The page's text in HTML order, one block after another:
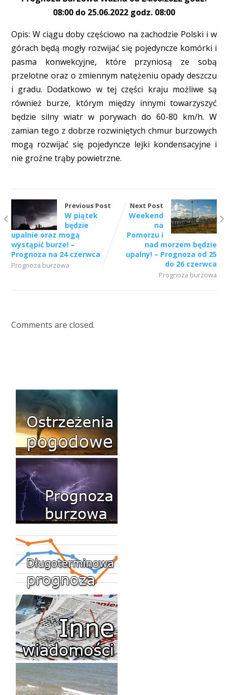
08:00 do 25.06.2022 godz. 08:00
Opis: W ciągu doby częściowo na zachodzie Polski i w
górach będą mogły rozwijać się pojedyncze komórki i
pasma konwekcyjne, które przyniosą ze sobą
przelotne oraz o zmiennym natężeniu opady deszczu
i gradu. Dodatkowo w tej części kraju możliwe są
również burze, którym między innymi towarzyszyć
będzie silny wiatr w porywach do 60-80 km/h. W
zamian tego z dobrze rozwiniętych chmur burzowych
mogą rozwijać się pojedyncze lejki kondensacyjne i
nie groźne trąby powietrzne.
Previous Post
W piątek
będzie
upalnie oraz mogą
wystąpić burze! –
Prognoza na 24 czerwca
Prognoza burzowa
Next Post
Weekend
na
Pomorzu i
nad morzem będzie
upalny! – Prognoza od 25
do 26 czerwca
Prognoza burzowa
Comments are closed.